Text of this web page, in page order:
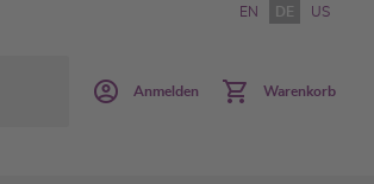
EN DE US
Anmelden Warenkorb